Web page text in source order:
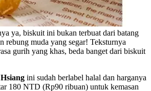
ya, biskuit ini bukan terbuat dari batang
rebung muda yang segar! Teksturnya
gurih yang khas, beda banget dari biskuit
ini sudah berlabel halal dan harganya
180 NTD (Rp90 ribuan) untuk kemasan